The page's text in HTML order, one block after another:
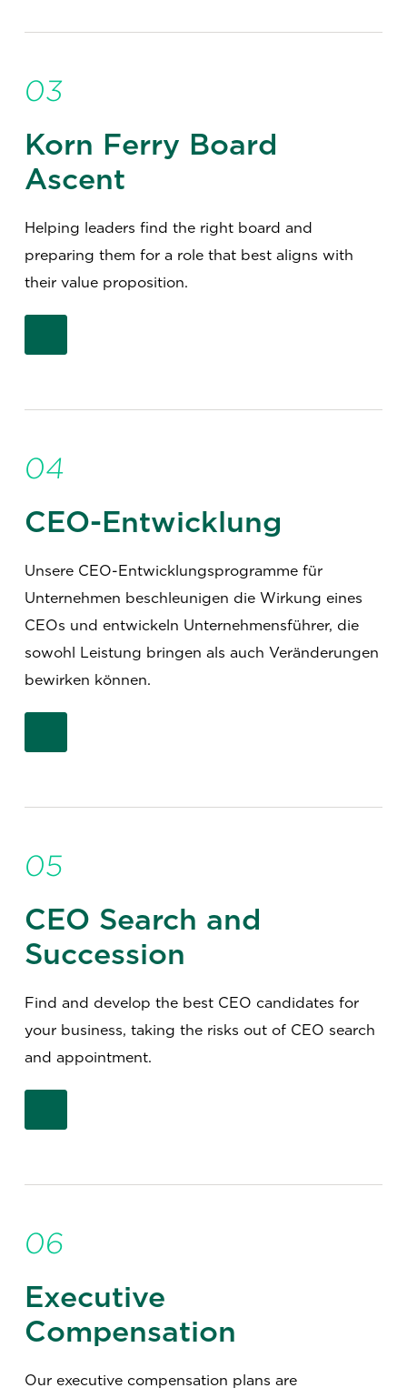
03
Korn Ferry Board
Ascent
Helping leaders find the right board and
preparing them for a role that best aligns with
their value proposition.
04
CEO-Entwicklung
Unsere CEO-Entwicklungsprogramme für
Unternehmen beschleunigen die Wirkung eines
CEOs und entwickeln Unternehmensführer, die
sowohl Leistung bringen als auch Veränderungen
bewirken können.
05
CEO Search and
Succession
Find and develop the best CEO candidates for
your business, taking the risks out of CEO search
and appointment.
06
Executive
Compensation
Our executive compensation plans are